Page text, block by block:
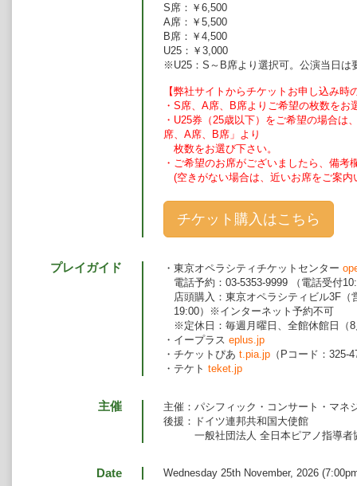
S席：￥6,500
A席：￥5,500
B席：￥4,500
U25：￥3,000
※U25：S～B席より選択可。公演当日は
【弊社サイトからチケットお申し込み時
・S席、A席、B席よりご希望の枚数をお
・U25券（25歳以下）をご希望の場合は
席、A席、B席 」 より
枚数をお選び下さい。
・ご希望のお席がございましたら、備考
(空きがない場合は、近いお席をご案内
チケット購入はこちら
プレイガイド ・東京オペラシティチケットセンター
電話予約：03-5353-9999
（電話受付
店頭購入：東京オペラシティビル3F
19:00）※インターネット予約不可
※定休日：毎週月曜日、全館休館日（8
・イープラス eplus.jp
・チケットぴあ t.pia.jp （Pコード：325-
・テケト teket.jp
主催
主催：パシフィック・コンサート・マネ
後援：ドイツ連邦共和国大使館
一般社団法人 全日本ピアノ指導者
Date Wednesday 25th November, 2026